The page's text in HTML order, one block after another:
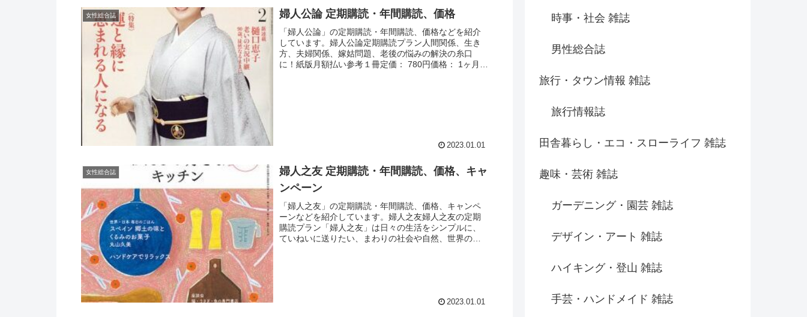
女性総合誌 婦人公論 定期購読・年間購読、価格
「婦人公論」の定期購読・年間購読、価格などを紹介
しています。婦人公論定期購読プラン人間関係、生き
方、夫婦関係、嫁姑問題、老後の悩みの解決の糸口
に！紙版月額払い参考１冊定価： 780円価格： 1ヶ月分
2023.01.01
女性総合誌
婦人之友 定期購読・年間購読、価格、キャ
ンペーン
「婦人之友」の定期購読・年間購読、価格、キャンペ
ーンなどを紹介しています。婦人之友婦人之友の定期
購読プラン「婦人之友」は日々の生活をシンプルに、
ていねいに送りたい、まわりの社会や自然、世界の人
2023.01.01
時事・社会 雑誌
男性総合誌
旅行・タウン情報 雑誌
旅行情報誌
田舎暮らし・エコ・スローライフ 雑誌
趣味・芸術 雑誌
ガーデニング・園芸 雑誌
デザイン・アート 雑誌
ハイキング・登山 雑誌
手芸・ハンドメイド 雑誌